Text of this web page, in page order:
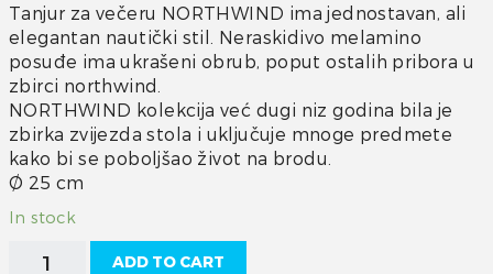
Tanjur za večeru NORTHWIND ima jednostavan, ali
elegantan nautički stil. Neraskidivo melamino
posuđe ima ukrašeni obrub, poput ostalih pribora u
zbirci northwind.
NORTHWIND kolekcija već dugi niz godina bila je
zbirka zvijezda stola i uključuje mnoge predmete
kako bi se poboljšao život na brodu.
Ø 25 cm
In stock
Tanjuri
ADD TO CART